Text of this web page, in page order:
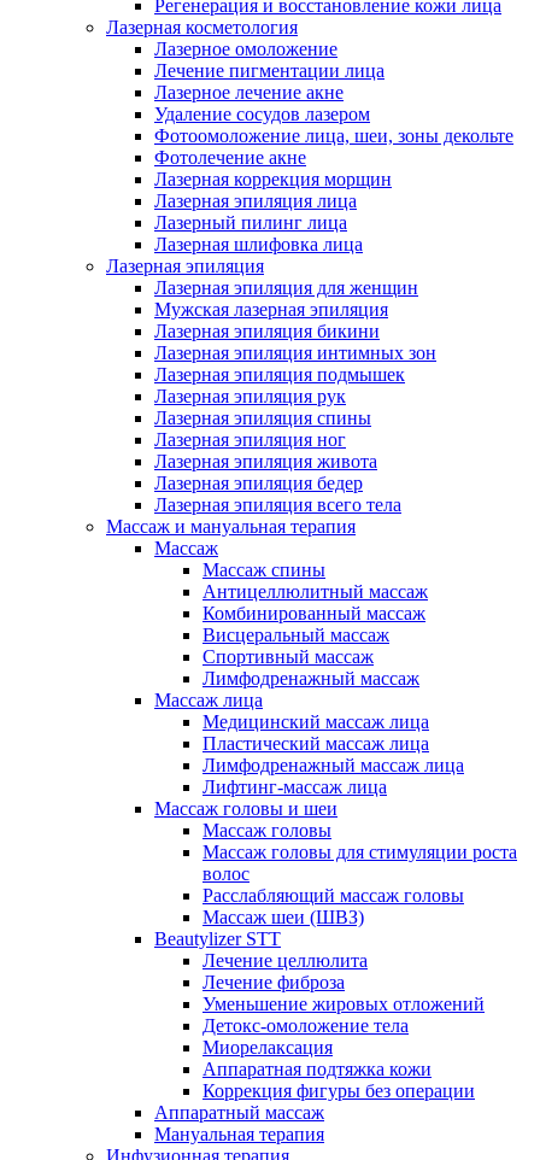
Регенерация и восстановление кожи лица
Лазерная косметология
Лазерное омоложение
Лечение пигментации лица
Лазерное лечение акне
Удаление сосудов лазером
Фотоомоложение лица, шеи, зоны декольте
Фотолечение акне
Лазерная коррекция морщин
Лазерная эпиляция лица
Лазерный пилинг лица
Лазерная шлифовка лица
Лазерная эпиляция
Лазерная эпиляция для женщин
Мужская лазерная эпиляция
Лазерная эпиляция бикини
Лазерная эпиляция интимных зон
Лазерная эпиляция подмышек
Лазерная эпиляция рук
Лазерная эпиляция спины
Лазерная эпиляция ног
Лазерная эпиляция живота
Лазерная эпиляция бедер
Лазерная эпиляция всего тела
Массаж и мануальная терапия
Массаж
Массаж спины
Антицеллюлитный массаж
Комбинированный массаж
Висцеральный массаж
Спортивный массаж
Лимфодренажный массаж
Массаж лица
Медицинский массаж лица
Пластический массаж лица
Лимфодренажный массаж лица
Лифтинг-массаж лица
Массаж головы и шеи
Массаж головы
Массаж головы для стимуляции роста
волос
Расслабляющий массаж головы
Массаж шеи (ШВЗ)
Beautylizer STT
Лечение целлюлита
Лечение фиброза
Уменьшение жировых отложений
Детокс-омоложение тела
Миорелаксация
Аппаратная подтяжка кожи
Коррекция фигуры без операции
Аппаратный массаж
Мануальная терапия
Инфузионная терапия